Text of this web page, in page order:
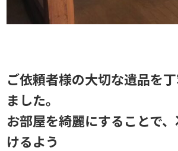
ご依頼者様の大切な遺品を
ました。
お部屋を綺麗にすることで
けるよう